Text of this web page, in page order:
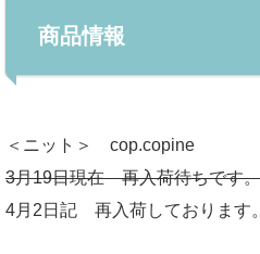
商品情報
＜ニット＞ cop.copine
3月19日現在 再入荷待ちです。
4月2日記 再入荷しております。